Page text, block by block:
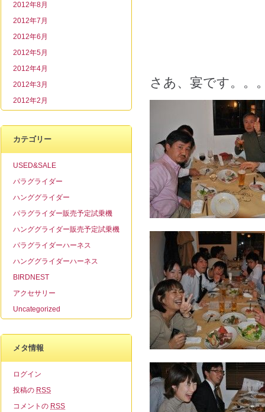
2012年8月
2012年7月
2012年6月
2012年5月
2012年4月
2012年3月
2012年2月
カテゴリー
USED&SALE
パラグライダー
ハンググライダー
パラグライダー販売予定試乗機
ハンググライダー販売予定試乗機
パラグライダーハーネス
ハンググライダーハーネス
BIRDNEST
アクセサリー
Uncategorized
メタ情報
ログイン
投稿の RSS
コメントの RSS
さあ、宴です。。